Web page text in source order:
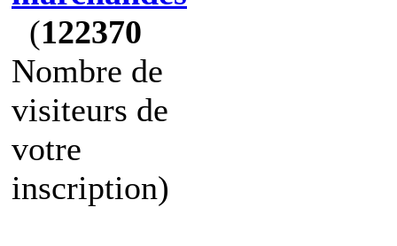
(122370
Nombre de
visiteurs de
votre
inscription)